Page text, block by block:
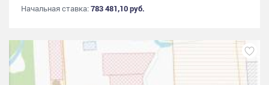
Начальная ставка:783 481,10 руб.